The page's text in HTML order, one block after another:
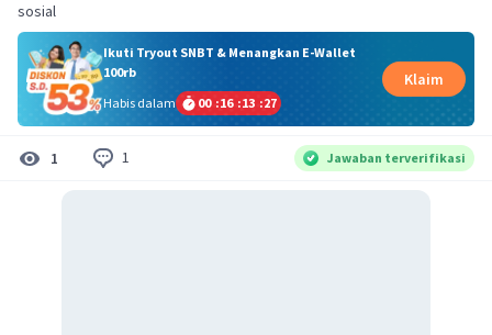
sosial
Ikuti Tryout SNBT & Menangkan E-Wallet
100rb
Habis dalam
00 :16 :13 :26
Klaim
1 1 Jawaban terverifikasi